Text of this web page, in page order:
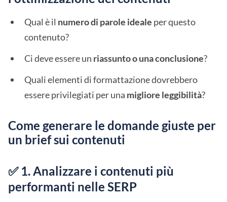
Qual è il numero di parole ideale per questo
contenuto?
Ci deve essere un riassunto o una conclusione?
Quali elementi di formattazione dovrebbero
essere privilegiati per una migliore leggibilità?
Come generare le domande giuste per
un brief sui contenuti
✅ 1. Analizzare i contenuti più
performanti nelle SERP